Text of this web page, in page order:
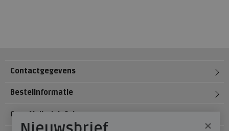
Contactgegevens
Bestelinformatie
Over Meijerink Schoenen
×